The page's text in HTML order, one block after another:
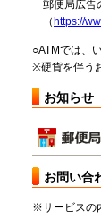
郵便局広告
（ https://
○ATMでは、
※硬貨を伴う
お知らせ
お問い合
※サービスの